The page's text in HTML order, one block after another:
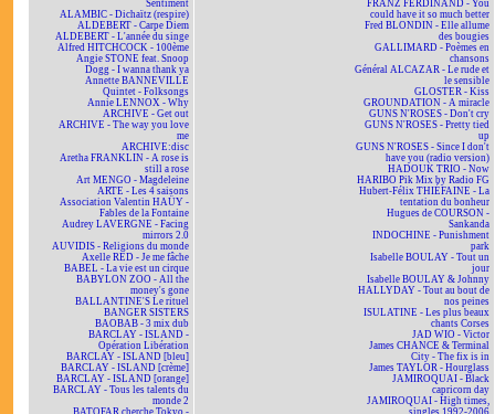
Sentiment
ALAMBIC - Dichaïtz (respire)
ALDEBERT - Carpe Diem
ALDEBERT - L'année du singe
Alfred HITCHCOCK - 100ème
Angie STONE feat. Snoop
Dogg - I wanna thank ya
Annette BANNEVILLE
Quintet - Folksongs
Annie LENNOX - Why
ARCHIVE - Get out
ARCHIVE - The way you love
me
ARCHIVE:disc
Aretha FRANKLIN - A rose is
still a rose
Art MENGO - Magdeleine
ARTE - Les 4 saisons
Association Valentin HAÜY -
Fables de la Fontaine
Audrey LAVERGNE - Facing
mirrors 2.0
AUVIDIS - Religions du monde
Axelle RED - Je me fâche
BABEL - La vie est un cirque
BABYLON ZOO - All the
money's gone
BALLANTINE'S Le rituel
BANGER SISTERS
BAOBAB - 3 mix dub
BARCLAY - ISLAND -
Opération Libération
BARCLAY - ISLAND [bleu]
BARCLAY - ISLAND [crème]
BARCLAY - ISLAND [orange]
BARCLAY - Tous les talents du
monde 2
BATOFAR cherche Tokyo -
FRANZ FERDINAND - You
could have it so much better
Fred BLONDIN - Elle allume
des bougies
GALLIMARD - Poèmes en
chansons
Général ALCAZAR - Le rude et
le sensible
GLOSTER - Kiss
GROUNDATION - A miracle
GUNS N'ROSES - Don't cry
GUNS N'ROSES - Pretty tied
up
GUNS N'ROSES - Since I don't
have you (radio version)
HADOUK TRIO - Now
HARIBO Pik Mix by Radio FG
Hubert-Félix THIÉFAINE - La
tentation du bonheur
Hugues de COURSON -
Sankanda
INDOCHINE - Punishment
park
Isabelle BOULAY - Tout un
jour
Isabelle BOULAY & Johnny
HALLYDAY - Tout au bout de
nos peines
ISULATINE - Les plus beaux
chants Corses
JAD WIO - Victor
James CHANCE & Terminal
City - The fix is in
James TAYLOR - Hourglass
JAMIROQUAI - Black
capricorn day
JAMIROQUAI - High times,
singles 1992-2006